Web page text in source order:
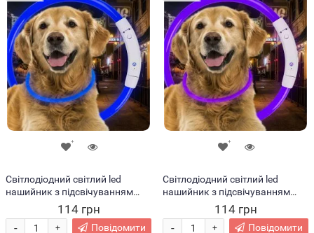
Світлодіодний світлий led
нашийник з підсвічуванням
для собак з USB зарядкою L-
70см Синій (205)
114 грн
+
- Повідомити
Світлодіодний світлий led
нашийник з підсвічуванням
для собак з USB зарядкою L-
70см Фіолетовий (205)
114 грн
+
- Повідомити